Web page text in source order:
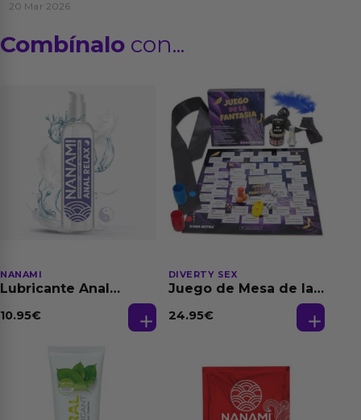
20 Mar 2026
Combínalo con...
NANAMI
Lubricante Anal
Dilatación Base Agua
10.95€
DIVERTY SEX
Juego de Mesa de las
24.95€